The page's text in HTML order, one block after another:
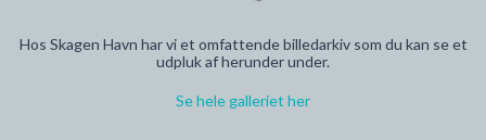
Hos Skagen Havn har vi et omfattende billedarkiv som du kan se et
udpluk af herunder under.
Se hele galleriet her